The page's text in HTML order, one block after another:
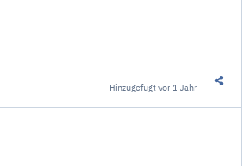
Hinzugefügtvor 1 Jahr